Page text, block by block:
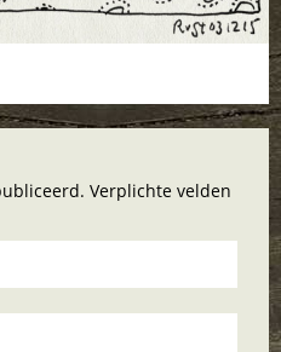
Verplichte velden